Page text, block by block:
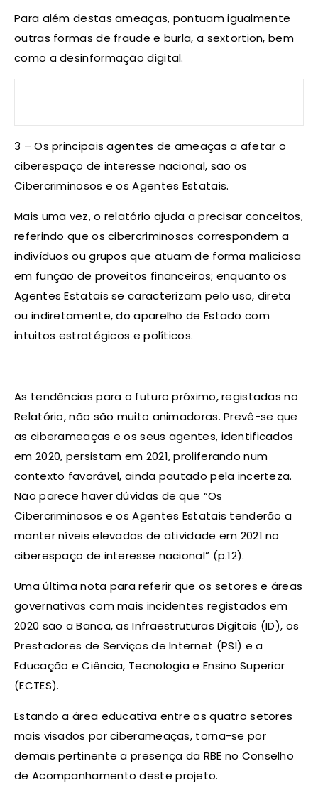
Para além destas ameaças, pontuam igualmente
outras formas de fraude e burla, a sextortion, bem
como a desinformação digital.
3 – Os principais agentes de ameaças a afetar o
ciberespaço de interesse nacional, são os
Cibercriminosos e os Agentes Estatais.
Mais uma vez, o relatório ajuda a precisar conceitos,
referindo que os cibercriminosos correspondem a
indivíduos ou grupos que atuam de forma maliciosa
em função de proveitos financeiros; enquanto os
Agentes Estatais se caracterizam pelo uso, direta
ou indiretamente, do aparelho de Estado com
intuitos estratégicos e políticos.
As tendências para o futuro próximo, registadas no
Relatório, não são muito animadoras. Prevê-se que
as ciberameaças e os seus agentes, identificados
em 2020, persistam em 2021, proliferando num
contexto favorável, ainda pautado pela incerteza.
Não parece haver dúvidas de que “Os
Cibercriminosos e os Agentes Estatais tenderão a
manter níveis elevados de atividade em 2021 no
ciberespaço de interesse nacional” (p.12).
Uma última nota para referir que os setores e áreas
governativas com mais incidentes registados em
2020 são a Banca, as Infraestruturas Digitais (ID), os
Prestadores de Serviços de Internet (PSI) e a
Educação e Ciência, Tecnologia e Ensino Superior
(ECTES).
Estando a área educativa entre os quatro setores
mais visados por ciberameaças, torna-se por
demais pertinente a presença da RBE no Conselho
de Acompanhamento deste projeto.